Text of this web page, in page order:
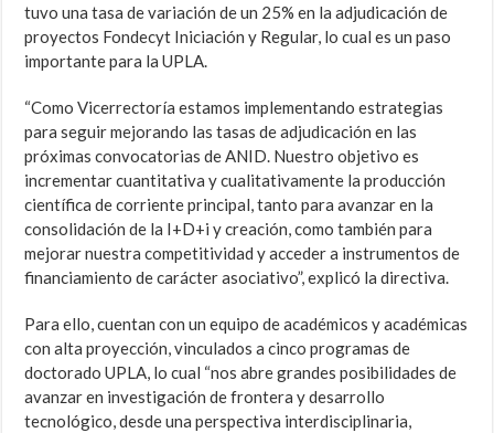
tuvo una tasa de variación de un 25% en la adjudicación de
proyectos Fondecyt Iniciación y Regular, lo cual es un paso
importante para la UPLA.
“Como Vicerrectoría estamos implementando estrategias
para seguir mejorando las tasas de adjudicación en las
próximas convocatorias de ANID. Nuestro objetivo es
incrementar cuantitativa y cualitativamente la producción
científica de corriente principal, tanto para avanzar en la
consolidación de la I+D+i y creación, como también para
mejorar nuestra competitividad y acceder a instrumentos de
financiamiento de carácter asociativo”, explicó la directiva.
Para ello, cuentan con un equipo de académicos y académicas
con alta proyección, vinculados a cinco programas de
doctorado UPLA, lo cual “nos abre grandes posibilidades de
avanzar en investigación de frontera y desarrollo
tecnológico, desde una perspectiva interdisciplinaria,